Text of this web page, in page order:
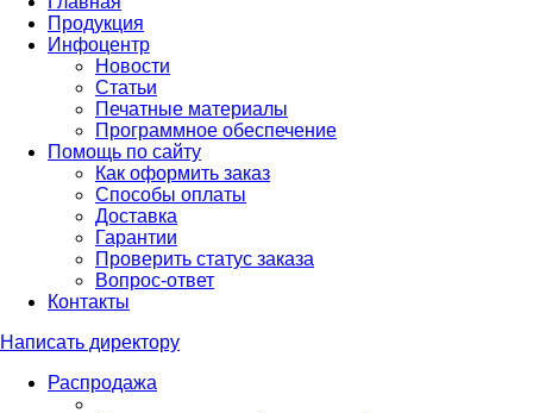
Продукция
Инфоцентр
Новости
Статьи
Печатные материалы
Программное обеспечение
Помощь по сайту
Как оформить заказ
Способы оплаты
Доставка
Гарантии
Проверить статус заказа
Вопрос-ответ
Контакты
Написать директору
Распродажа